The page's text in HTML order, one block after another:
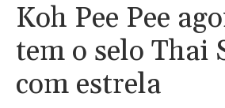
Koh Pee Pee
tem o selo Thai
com estrela